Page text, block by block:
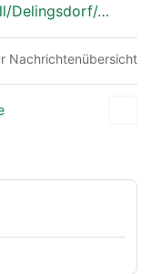
Delingsdorf/…
Nachrichtenübersicht